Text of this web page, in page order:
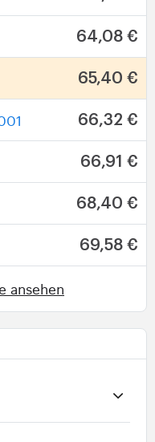
64,08 €
65,40 €
66,32 €
66,91 €
68,40 €
69,58 €
ansehen